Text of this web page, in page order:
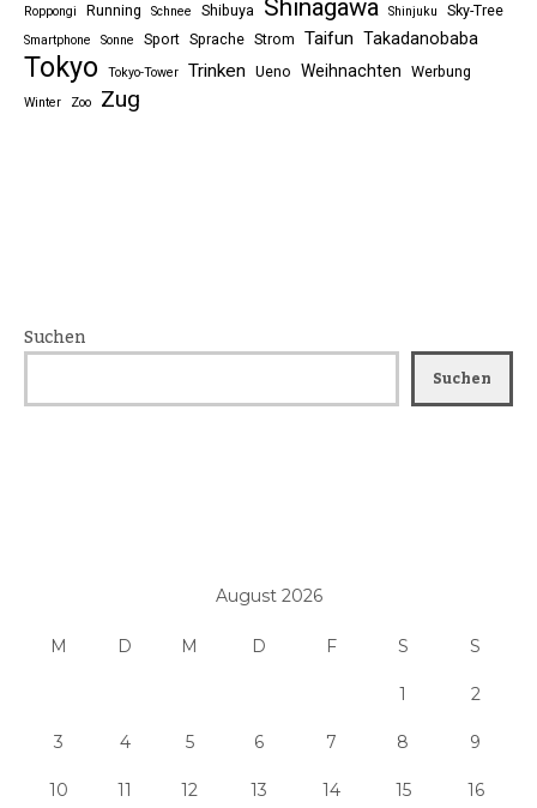
Roppongi Running Schnee Shibuya Shinagawa Shinjuku Sky-Tree
Smartphone Sonne Sport Sprache Strom Taifun Takadanobaba
Tokyo Tokyo-Tower Trinken Ueno Weihnachten Werbung
Winter Zoo Zug
Suchen
Suchen
August 2026
M D M D F S S
1 2
3 4 5 6 7 8 9
10 11 12 13 14 15 16